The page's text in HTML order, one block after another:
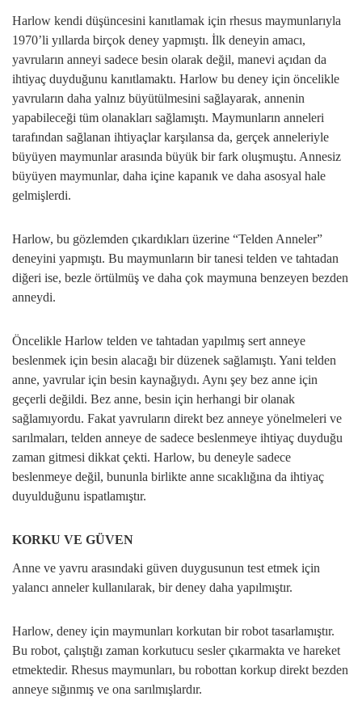
Harlow kendi düşüncesini kanıtlamak için rhesus maymunlarıyla
1970’li yıllarda birçok deney yapmıştı. İlk deneyin amacı,
yavruların anneyi sadece besin olarak değil, manevi açıdan da
ihtiyaç duyduğunu kanıtlamaktı. Harlow bu deney için öncelikle
yavruların daha yalnız büyütülmesini sağlayarak, annenin
yapabileceği tüm olanakları sağlamıştı. Maymunların anneleri
tarafından sağlanan ihtiyaçlar karşılansa da, gerçek anneleriyle
büyüyen maymunlar arasında büyük bir fark oluşmuştu. Annesiz
büyüyen maymunlar, daha içine kapanık ve daha asosyal hale
gelmişlerdi.
Harlow, bu gözlemden çıkardıkları üzerine “Telden Anneler”
deneyini yapmıştı. Bu maymunların bir tanesi telden ve tahtadan
diğeri ise, bezle örtülmüş ve daha çok maymuna benzeyen bezden
anneydi.
Öncelikle Harlow telden ve tahtadan yapılmış sert anneye
beslenmek için besin alacağı bir düzenek sağlamıştı. Yani telden
anne, yavrular için besin kaynağıydı. Aynı şey bez anne için
geçerli değildi. Bez anne, besin için herhangi bir olanak
sağlamıyordu. Fakat yavruların direkt bez anneye yönelmeleri ve
sarılmaları, telden anneye de sadece beslenmeye ihtiyaç duyduğu
zaman gitmesi dikkat çekti. Harlow, bu deneyle sadece
beslenmeye değil, bununla birlikte anne sıcaklığına da ihtiyaç
duyulduğunu ispatlamıştır.
KORKU VE GÜVEN
Anne ve yavru arasındaki güven duygusunun test etmek için
yalancı anneler kullanılarak, bir deney daha yapılmıştır.
Harlow, deney için maymunları korkutan bir robot tasarlamıştır.
Bu robot, çalıştığı zaman korkutucu sesler çıkarmakta ve hareket
etmektedir. Rhesus maymunları, bu robottan korkup direkt bezden
anneye sığınmış ve ona sarılmışlardır.